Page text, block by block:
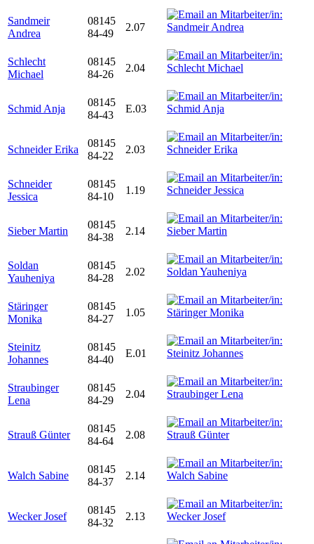
Sandmeir
Andrea
08145
84-49
2.07
Schlecht
Michael
08145
84-26
2.04
Schmid Anja
08145
84-43
E.03
Schneider Erika
08145
84-22
2.03
Schneider
Jessica
08145
84-10
1.19
Sieber Martin
08145
84-38
2.14
Soldan
Yauheniya
08145
84-28
2.02
Stäringer
Monika
08145
84-27
1.05
Steinitz
Johannes
08145
84-40
E.01
Straubinger
Lena
08145
84-29
2.04
Strauß Günter
08145
84-64
2.08
Walch Sabine
08145
84-37
2.14
Wecker Josef
08145
84-32
2.13